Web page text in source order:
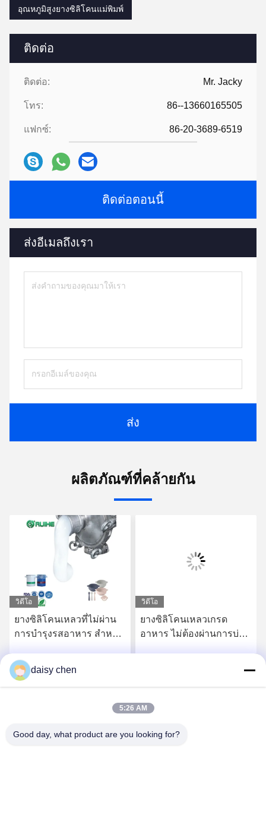
ติดต่อ
ติดต่อ: Mr. Jacky
โทร: 86--13660165505
แฟกซ์: 86-20-3689-6519
ติดต่อตอนนี้
ส่งอีเมลถึงเรา
ส่ง
อุณหภูมิสูงยางซิลิโคนแม่พิมพ์
ผลิตภัณฑ์ที่คล้ายกัน
วิดีโอ
ยางซิลิโคนเหลวที่ไม่ผ่าน
การบํารุงรสอาหาร สําหรับ
การใช้งานที่ติดต่อกับ
อาหาร รับราคาที่ดีที่สุด
วิดีโอ
ยางซิลิโคนเหลวเกรด
อาหาร ไม่ต้องผ่านการบ่ม
daisy chen
5:26 AM
Good day, what product are you looking for?